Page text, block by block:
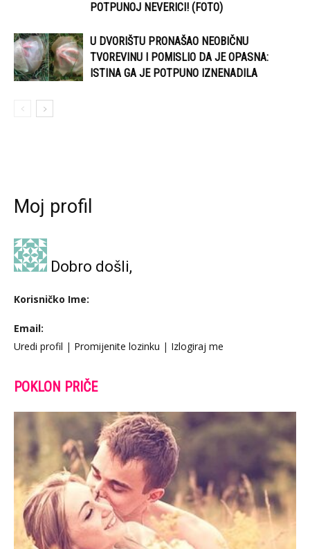
POTPUNOJ NEVERICI! (FOTO)
U DVORIŠTU PRONAŠAO NEOBIČNU
TVOREVINU I POMISLIO DA JE OPASNA:
ISTINA GA JE POTPUNO IZNENADILA
Moj profil
Dobro došli,
Korisničko Ime:
Email:
Uredi profil | Promijenite lozinku | Izlogiraj me
POKLON PRIČE